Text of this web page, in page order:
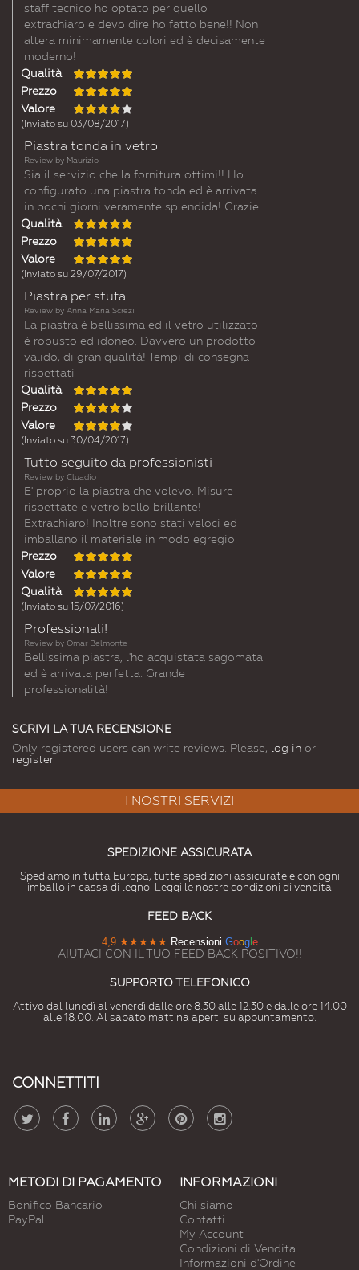
staff tecnico ho optato per quello
extrachiaro e devo dire ho fatto bene!! Non
altera minimamente colori ed è decisamente
moderno!
Qualità
Prezzo
Valore
(Inviato su 03/08/2017)
Piastra tonda in vetro
Review by Maurizio
Sia il servizio che la fornitura ottimi!! Ho
configurato una piastra tonda ed è arrivata
in pochi giorni veramente splendida! Grazie
Qualità
Prezzo
Valore
(Inviato su 29/07/2017)
Piastra per stufa
Review byAnna Maria Screzi
La piastra è bellissima ed il vetro utilizzato
è robusto ed idoneo. Davvero un prodotto
valido, di gran qualità! Tempi di consegna
rispettati
Qualità
Prezzo
Valore
(Inviato su 30/04/2017)
Tutto seguito da professionisti
Review byCluadio
E' proprio la piastra che volevo. Misure
rispettate e vetro bello brillante!
Extrachiaro! Inoltre sono stati veloci ed
imballano il materiale in modo egregio.
Prezzo
Valore
Qualità
(Inviato su 15/07/2016)
Professionali!
Review byOmar Belmonte
Bellissima piastra, l'ho acquistata sagomata
ed è arrivata perfetta. Grande
professionalità!
SCRIVI LA TUA RECENSIONE
Only registered users can write reviews. Please, log in or
register
I NOSTRI SERVIZI
SPEDIZIONE ASSICURATA
Spediamo in tutta Europa, tutte spedizioni assicurate e con ogni
imballo in cassa di legno. Leggi le nostre condizioni di vendita
FEED BACK
4,9 ★★★★★ Recensioni Googl e
AIUTACI CON IL TUO FEED BACK POSITIVO!!
SUPPORTO TELEFONICO
Attivo dal lunedì al venerdì dalle ore 8.30 alle 12.30 e dalle ore 14.00
alle 18.00. Al sabato mattina aperti su appuntamento.
CONNETTITI
METODI DI PAGAMENTO
Bonifico Bancario
PayPal
INFORMAZIONI
Chi siamo
Contatti
My Account
Condizioni di Vendita
Informazioni d'Ordine